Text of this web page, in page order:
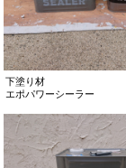
下塗り材
エポパワーシーラー